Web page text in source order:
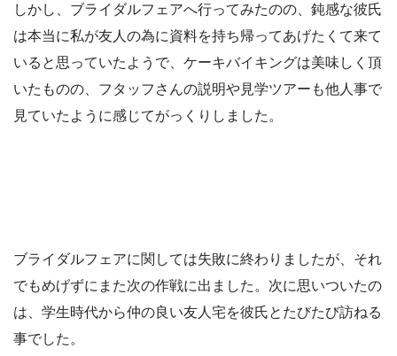
しかし、ブライダルフェアへ行ってみたのの、鈍感な彼氏
は本当に私が友人の為に資料を持ち帰ってあげたくて来て
いると思っていたようで、ケーキバイキングは美味しく頂
いたものの、フタッフさんの説明や見学ツアーも他人事で
見ていたように感じてがっくりしました。
ブライダルフェアに関しては失敗に終わりましたが、それ
でもめげずにまた次の作戦に出ました。次に思いついたの
は、学生時代から仲の良い友人宅を彼氏とたびたび訪ねる
事でした。